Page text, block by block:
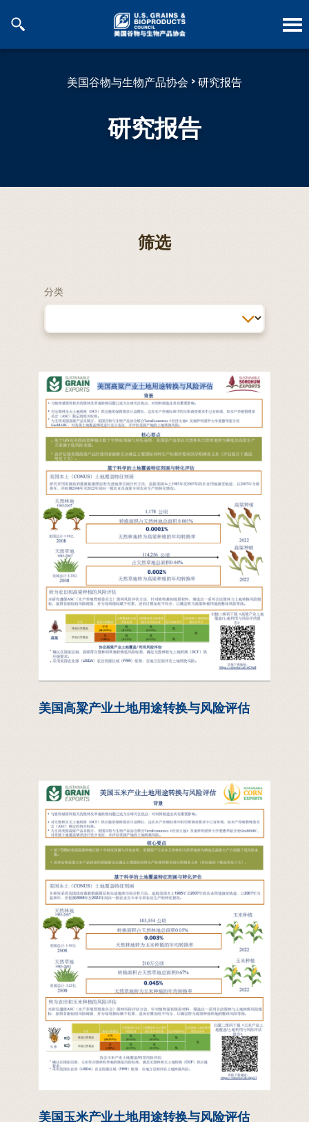
美国谷物与生物产品协会 >研究报告
研究报告
筛选
分类
美国高粱产业土地用途转换与风险评估
美国玉米产业土地用途转换与风险评估